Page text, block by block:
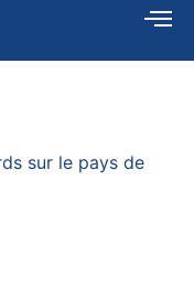
sur le pays de